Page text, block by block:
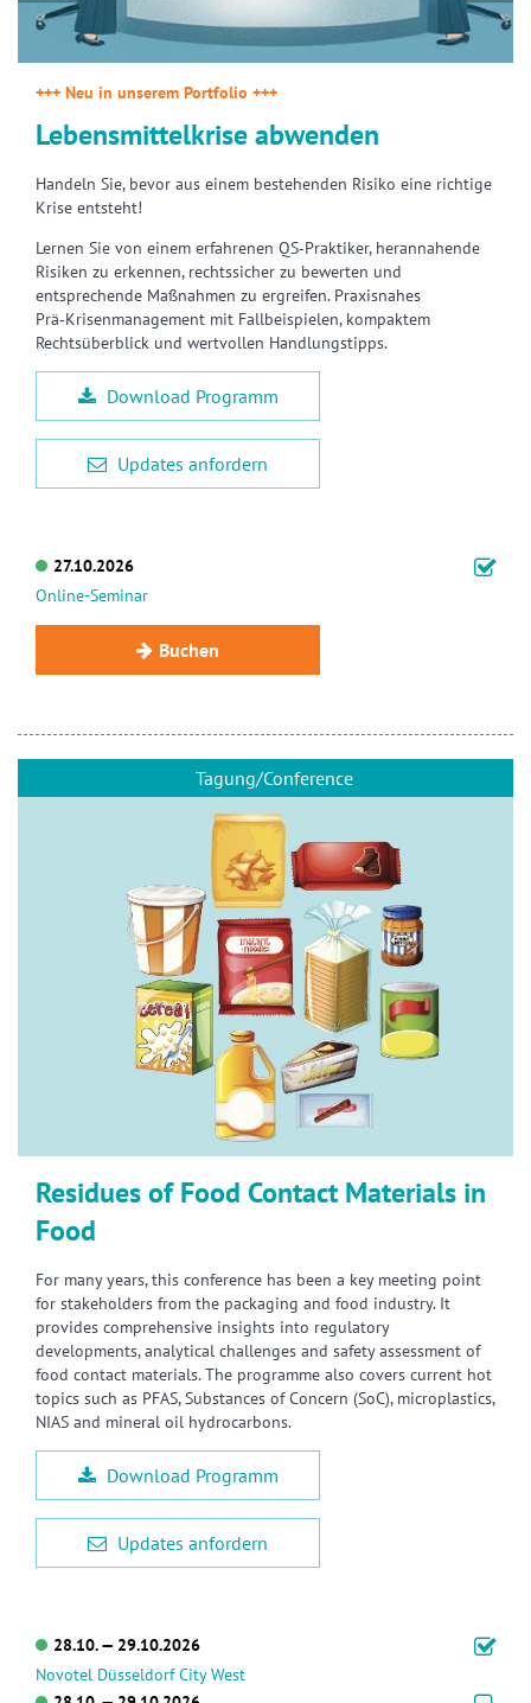
+++ Neu in unserem Portfolio +++
Lebensmittelkrise abwenden
Handeln Sie, bevor aus einem bestehenden Risiko eine richtige
Krise entsteht!
Lernen Sie von einem erfahrenen QS‑Praktiker, herannahende
Risiken zu erkennen, rechtssicher zu bewerten und
entsprechende Maßnahmen zu ergreifen. Praxisnahes
Prä‑Krisenmanagement mit Fallbeispielen, kompaktem
Rechtsüberblick und wertvollen Handlungstipps.
Download Programm
Updates anfordern
27.10.2026
Online-Seminar
Buchen
Tagung/Conference
Residues of Food Contact Materials in
Food
For many years, this conference has been a key meeting point
for stakeholders from the packaging and food industry. It
provides comprehensive insights into regulatory
developments, analytical challenges and safety assessment of
food contact materials. The programme also covers current hot
topics such as PFAS, Substances of Concern (SoC), microplastics,
NIAS and mineral oil hydrocarbons.
Download Programm
Updates anfordern
28.10. — 29.10.2026
Novotel Düsseldorf City West